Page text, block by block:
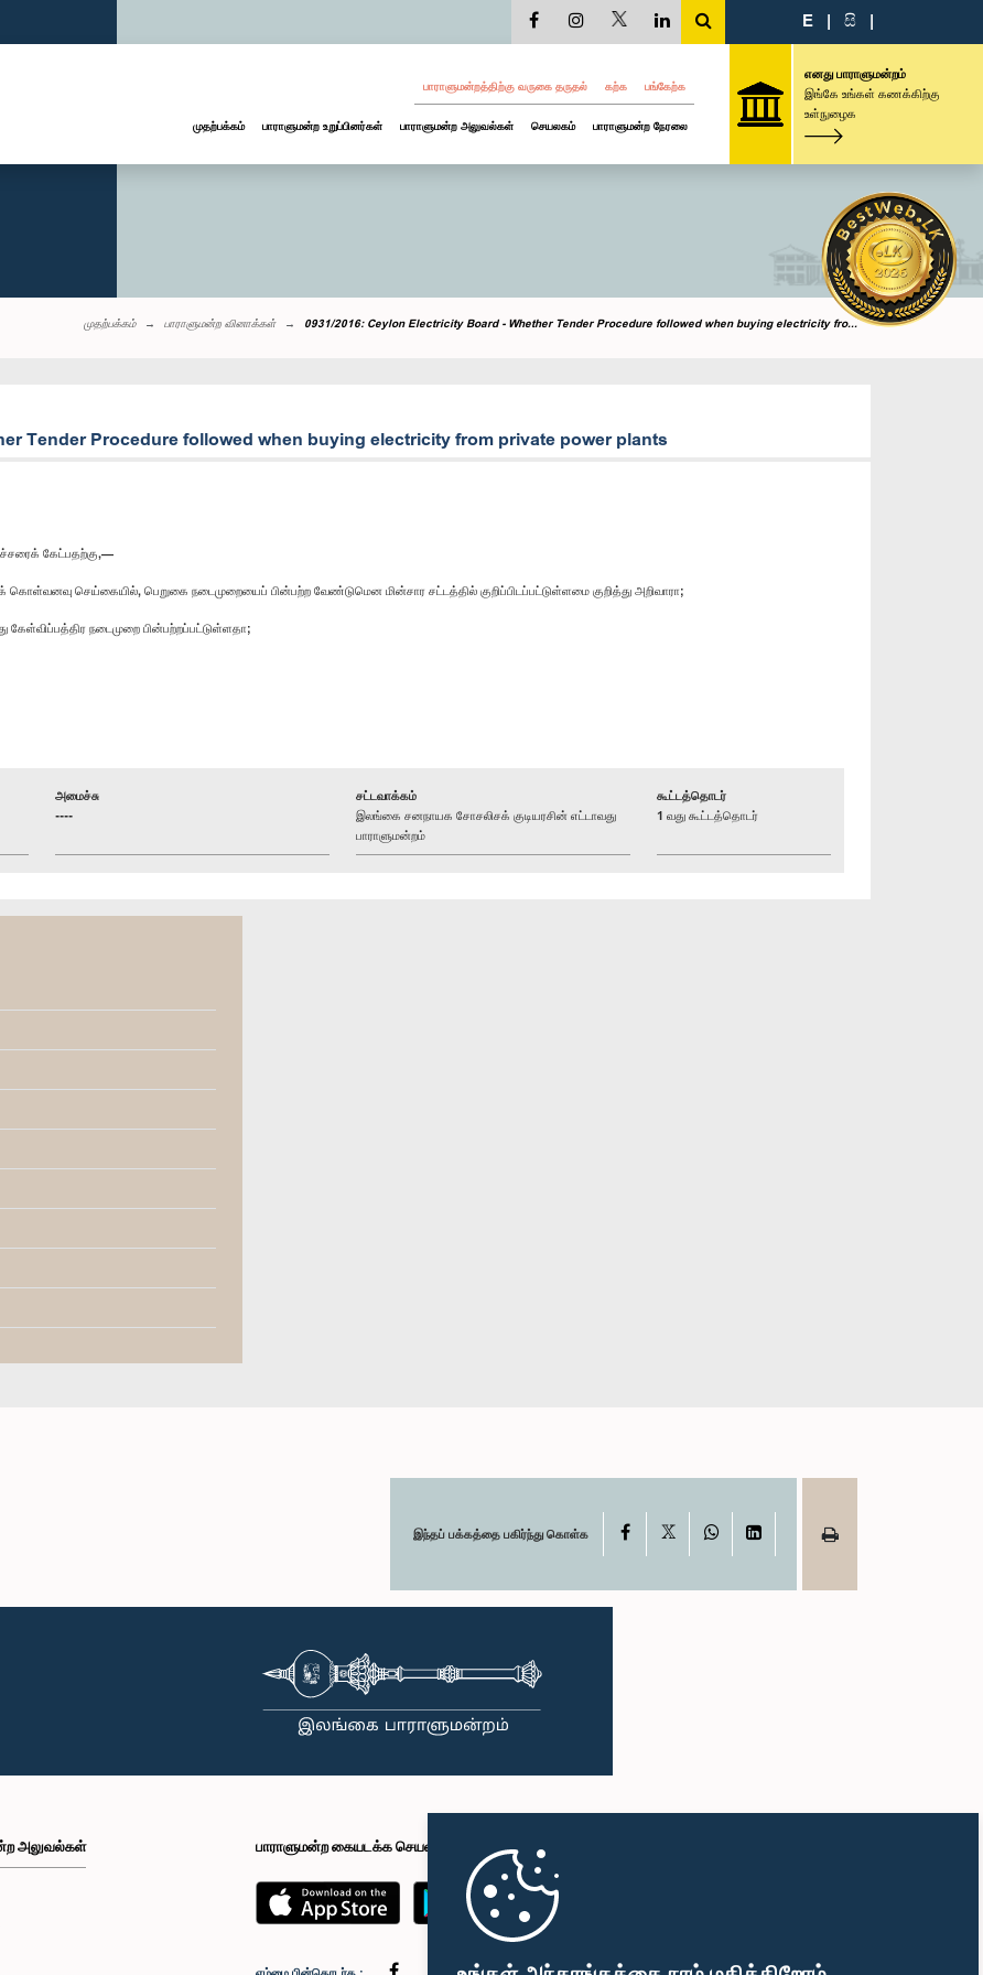
E | සි |
பாராளுமன்றத்திற்கு வருகை தருதல் கற்க பங்கேற்க
முதற்பக்கம் பாராளுமன்ற உறுப்பினர்கள் பாராளுமன்ற அலுவல்கள் செயலகம் பாராளுமன்ற நேரலை
எனது பாராளுமன்றம்
இங்கே உங்கள் கணக்கிற்கு
உள்நுழைக
முதற்பக்கம் பாராளுமன்ற வினாக்கள் 0931/2016: Ceylon Electricity Board - Whether Tender Procedure followed when buying electricity fro...
Tender Procedure followed when buying electricity from private power plants
கேட்பதற்கு,—
செய்கையில், பெறுகை நடைமுறையைப் பின்பற்ற வேண்டுமென மின்சார சட்டத்தில் குறிப்பிடப்பட்டுள்ளமை குறித்து அறிவாரா;
நடைமுறை பின்பற்றப்பட்டுள்ளதா;
அமைச்சு
----
சட்டவாக்கம்
இலங்கை சனநாயக சோசலிசக் குடியரசின் எட்டாவது
பாராளுமன்றம்
கூட்டத்தொடர்
1 வது கூட்டத்தொடர்
இந்தப் பக்கத்தை பகிர்ந்து கொள்க Facebook WhatsAppLinkedIn
அலுவல்கள் பாராளுமன்ற கையடக்க செயலி